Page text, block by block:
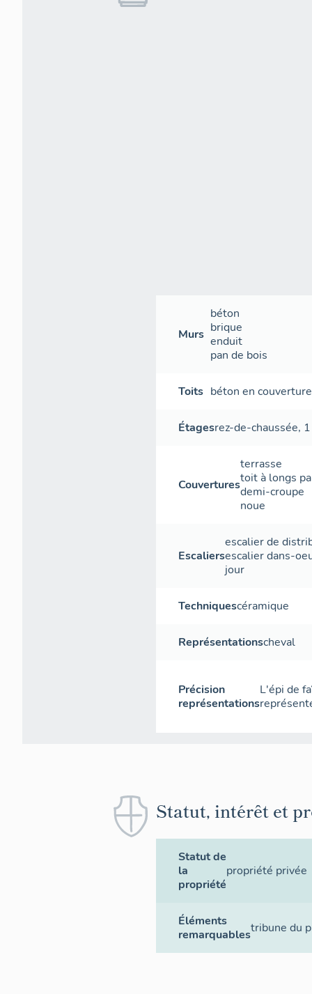
Murs
béton
brique
enduit
pan de bois
Toits béton en couverture
Étagesrez-de-chaussée,
Couvertures
terrasse
toit à longs
demi-croupe
noue
Escaliers
escalier de
escalier dans-
jour
Techniquescéramique
Représentationscheval
Précision
représentations
L'épi de
Statut, intérêt et
Statut de
la
propriété
propriété privée
Éléments
remarquablestribune du